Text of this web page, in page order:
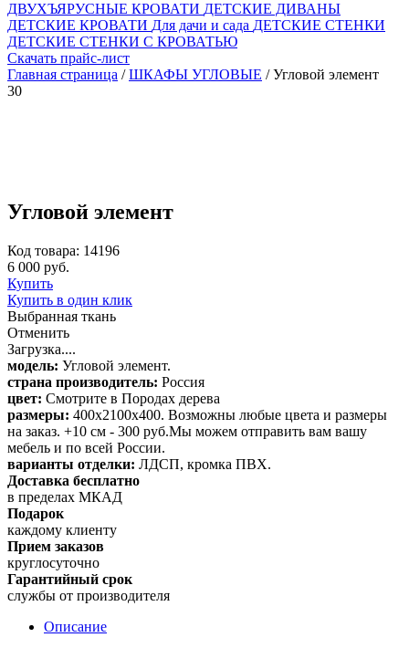
ДВУХЪЯРУСНЫЕ КРОВАТИ ДЕТСКИЕ ДИВАНЫ
ДЕТСКИЕ КРОВАТИ Для дачи и сада ДЕТСКИЕ СТЕНКИ
ДЕТСКИЕ СТЕНКИ С КРОВАТЬЮ
Скачать прайс-лист
Главная страница /ШКАФЫ УГЛОВЫЕ / Угловой элемент
30
Угловой элемент
Код товара: 14196
6 000 руб.
Купить
Купить в один клик
Выбранная ткань
Отменить
Загрузка....
модель: Угловой элемент.
страна производитель: Россия
цвет: Смотрите в Породах дерева
размеры: 400х2100х400. Возможны любые цвета и размеры
на заказ. +10 см - 300 руб.Мы можем отправить вам вашу
мебель и по всей России.
варианты отделки: ЛДСП, кромка ПВХ.
Доставка бесплатно
в пределах МКАД
Подарок
каждому клиенту
Прием заказов
круглосуточно
Гарантийный срок
службы от производителя
Описание